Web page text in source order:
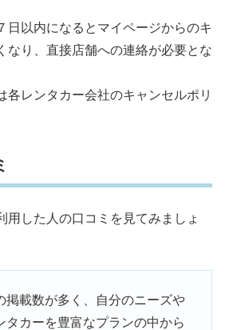
日以内になるとマイページからのキ
なり、直接店舗への連絡が必要とな
各レンタカー会社のキャンセルポリ
用した人の口コミを見てみましょ
掲載数が多く、自分のニーズや
タカーを豊富なプランの中から